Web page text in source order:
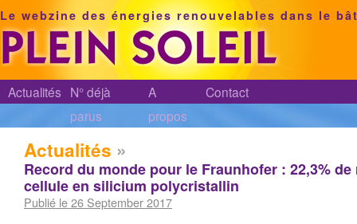
Le webzine des énergies renouvelables dans le
Actualités N° déjà
parus
A
propos
Contact
Actualités »
Record du monde pour le Fraunhofer : 22,3%
cellule en silicium polycristallin
Publié le 26 September 2017